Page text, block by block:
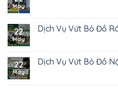
May
22
May
Dịch Vụ Vứt Bỏ Đồ
22
May
Dịch Vụ Vứt Bỏ Đồ